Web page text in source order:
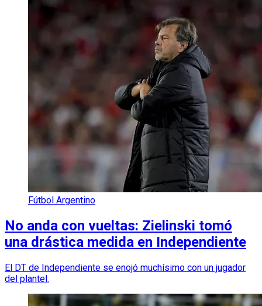
Fútbol Argentino
No anda con vueltas: Zielinski tomó
una drástica medida en Independiente
El DT de Independiente se enojó muchísimo con un jugador
del plantel.